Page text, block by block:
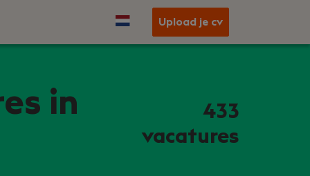
Upload je cv
in
433
vacatures